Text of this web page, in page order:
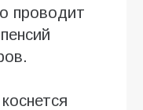
проводит